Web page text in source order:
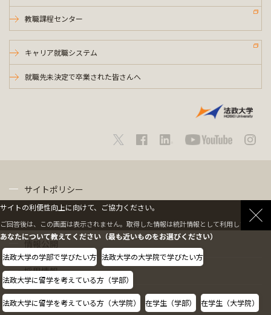
教職課程センター
キャリア就職システム
就職先未決定で卒業された皆さんへ
サイトポリシー
情報公開
採用情報
教職員の方へ
サイトの利便性向上に向けて、ご協力ください。
ご回答後は、この画面は表示されません。取得した情報は統計情報として利用します。
あなたについて教えてください（最も近いものをお選びください）
法政大学の学部で学びたい方 法政大学の大学院で学びたい方
法政大学に留学を考えている方（学部）
法政大学に留学を考えている方（大学院） 在学生（学部） 在学生（大学院）